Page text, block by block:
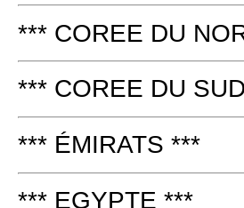
*** COREE DU
*** COREE DU
*** ÉMIRATS ***
*** EGYPTE ***